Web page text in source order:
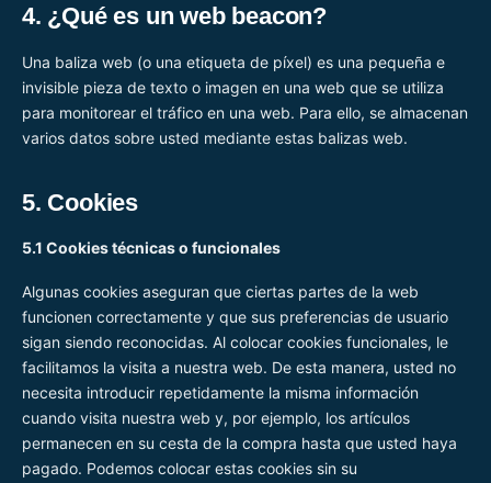
4. ¿Qué es un web beacon?
Una baliza web (o una etiqueta de píxel) es una pequeña e
invisible pieza de texto o imagen en una web que se utiliza
para monitorear el tráfico en una web. Para ello, se almacenan
varios datos sobre usted mediante estas balizas web.
5. Cookies
5.1 Cookies técnicas o funcionales
Algunas cookies aseguran que ciertas partes de la web
funcionen correctamente y que sus preferencias de usuario
sigan siendo reconocidas. Al colocar cookies funcionales, le
facilitamos la visita a nuestra web. De esta manera, usted no
necesita introducir repetidamente la misma información
cuando visita nuestra web y, por ejemplo, los artículos
permanecen en su cesta de la compra hasta que usted haya
pagado. Podemos colocar estas cookies sin su